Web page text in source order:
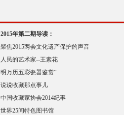
2015年第二期导读：
聚焦2015两会文化遗产保护的声音
人民的艺术家--王素花
明万历五彩瓷器鉴赏”
说说收藏那点事儿
中国收藏家协会2014纪事
世界25间特色图书馆